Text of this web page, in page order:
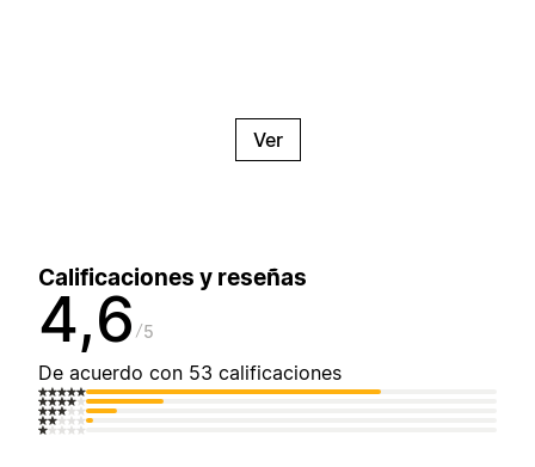
Ver
Calificaciones y reseñas
4,6 5
De acuerdo con 53 calificaciones